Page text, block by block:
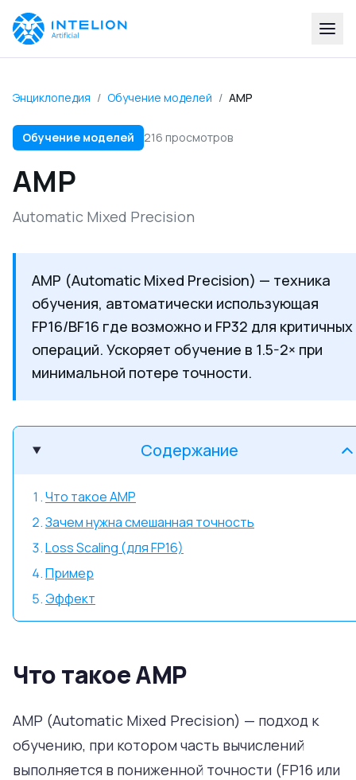
Энциклопедия / Обучение моделей / AMP
Обучение моделей 216 просмотров
AMP
Automatic Mixed Precision
AMP (Automatic Mixed Precision) — техника
обучения, автоматически использующая
FP16/BF16 где возможно и FP32 для критичных
операций. Ускоряет обучение в 1.5-2× при
минимальной потере точности.
Содержание
Что такое AMP
Зачем нужна смешанная точность
Loss Scaling (для FP16)
Пример
Эффект
Что такое AMP
AMP (Automatic Mixed Precision) — подход к
обучению, при котором часть вычислений
выполняется в пониженной точности (FP16 или